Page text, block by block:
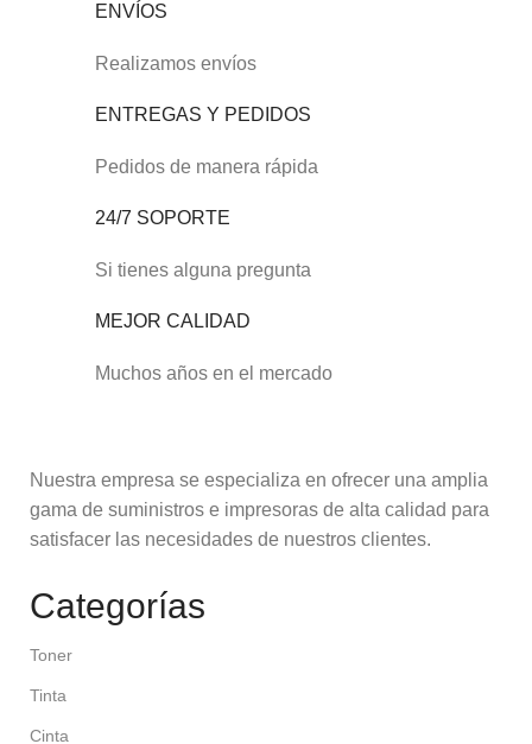
ENVÍOS
Realizamos envíos
ENTREGAS Y PEDIDOS
Pedidos de manera rápida
24/7 SOPORTE
Si tienes alguna pregunta
MEJOR CALIDAD
Muchos años en el mercado
Nuestra empresa se especializa en ofrecer una amplia
gama de suministros e impresoras de alta calidad para
satisfacer las necesidades de nuestros clientes.
Categorías
Toner
Tinta
Cinta